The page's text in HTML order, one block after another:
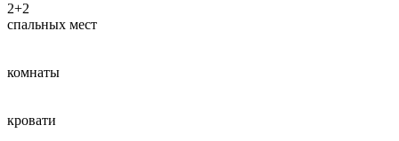
2+2
спальных мест
комнаты
кровати